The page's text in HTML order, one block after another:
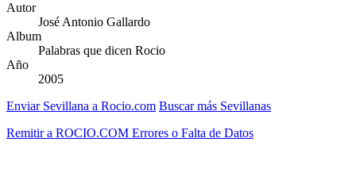
Autor
José Antonio Gallardo
Album
Palabras que dicen Rocio
Año
2005
Enviar Sevillana a Rocio.com Buscar más Sevillanas
Remitir a ROCIO.COM Errores o Falta de Datos